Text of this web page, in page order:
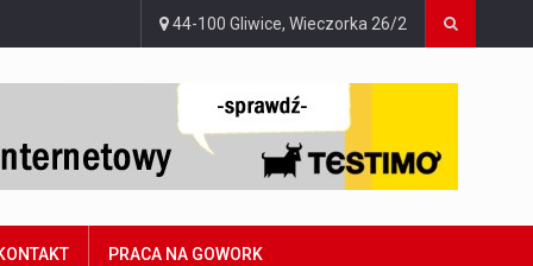
44-100 Gliwice, Wieczorka 26/2
PRACA NA GOWORK